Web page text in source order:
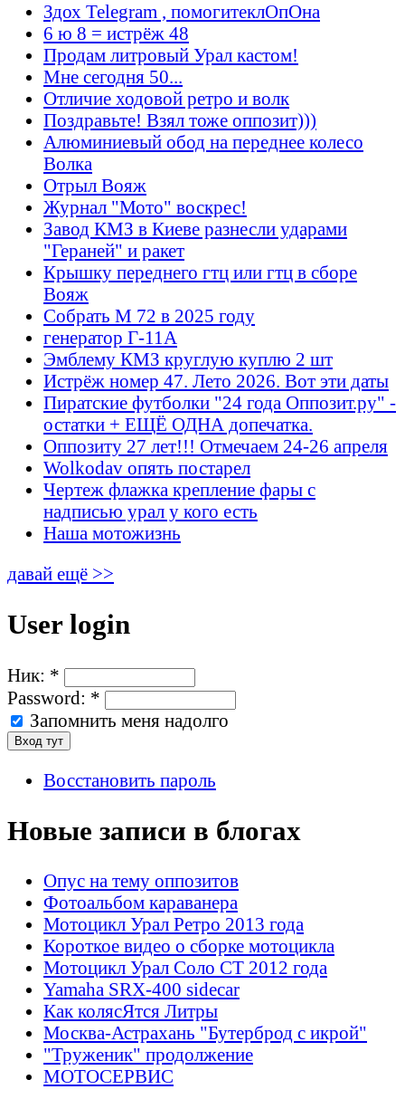
Здох Telegram , помогитеклОпОна
6 ю 8 = истрёж 48
Продам литровый Урал кастом!
Мне сегодня 50...
Отличие ходовой ретро и волк
Поздравьте! Взял тоже оппозит)))
Алюминиевый обод на переднее колесо
Волка
Отрыл Вояж
Журнал "Мото" воскрес!
Завод КМЗ в Киеве разнесли ударами
"Гераней" и ракет
Крышку переднего гтц или гтц в сборе
Вояж
Собрать М 72 в 2025 году
генератор Г-11А
Эмблему КМЗ круглую куплю 2 шт
Истрёж номер 47. Лето 2026. Вот эти даты
Пиратские футболки "24 года Оппозит.ру" -
остатки + ЕЩЁ ОДНА допечатка.
Оппозиту 27 лет!!! Отмечаем 24-26 апреля
Wolkodav опять постарел
Чертеж флажка крепление фары с
надписью урал у кого есть
Наша мотожизнь
давай ещё >>
User login
Ник: *
Password: *
Запомнить меня надолго
Восстановить пароль
Новые записи в блогах
Опус на тему оппозитов
Фотоальбом караванера
Мотоцикл Урал Ретро 2013 года
Короткое видео о сборке мотоцикла
Мотоцикл Урал Соло СТ 2012 года
Yamaha SRX-400 sidecar
Как колясЯтся Литры
Москва-Астрахань "Бутерброд с икрой"
"Труженик" продолжение
МОТОСЕРВИС